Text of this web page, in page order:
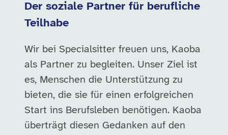
Der soziale Partner für berufliche
Teilhabe
Wir bei Specialsitter freuen uns, Kaoba
als Partner zu begleiten. Unser Ziel ist
es, Menschen die Unterstützung zu
bieten, die sie für einen erfolgreichen
Start ins Berufsleben benötigen. Kaoba
überträgt diesen Gedanken auf den